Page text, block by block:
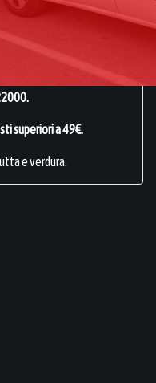
sani, freschi e genuini.
tutta Italia.
Azienda
.
superiori a 49€.
e verdura.